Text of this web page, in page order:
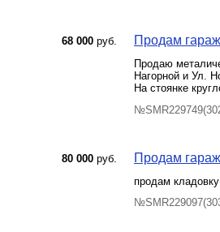
68 000 руб. Продам
Продаю
Нагорной и Ул.
На стоянке
80 000 руб. Продам
продам